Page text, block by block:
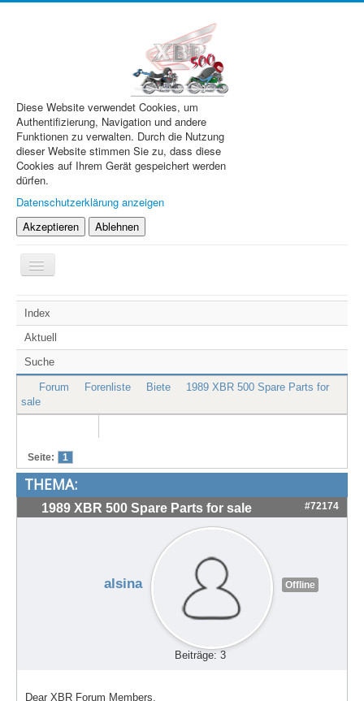
Diese Website verwendet Cookies, um
Authentifizierung, Navigation und andere
Funktionen zu verwalten. Durch die Nutzung
dieser Website stimmen Sie zu, dass diese
Cookies auf Ihrem Gerät gespeichert werden
dürfen.
Datenschutzerklärung anzeigen
Akzeptieren
Ablehnen
Navigation
an/aus
XBR.de
Technik
Forum
Treffen & Touren
Cafe-Ecke
Index
Aktuell
Suche
Forum Forenliste Biete
1989 XBR 500 Spare Parts for
sale
Seite: 1
THEMA:
1989 XBR 500 Spare Parts for sale #72174
alsina Offline
Beiträge: 3
Dear XBR Forum Members,